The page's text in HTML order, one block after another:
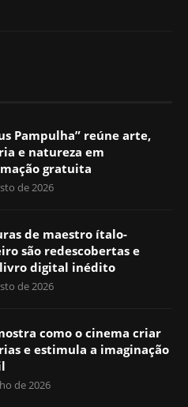
Pampulha” reúne arte,
e natureza em
gratuita
de 2026
de maestro ítalo-
são redescobertas e
digital inédito
de 2026
como o cinema criar
e estimula a imaginação
de 2026